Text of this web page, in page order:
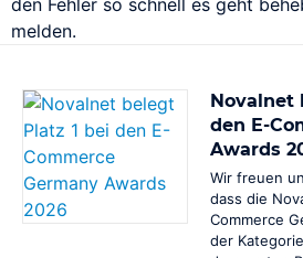
Business Cases
E-Commerce
Online- und physische Zahlungen
melden.
Novalnet
den E-
Awards
Wir freuen
dass die
Commerce
der